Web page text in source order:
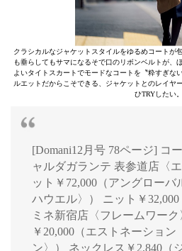
クラシカルなジャケットスタイルをゆるめコートが
も垂らしてもサマになるそで口のリボンベルトが、
よいタイトスカートでモードなコートを〝粋すぎな
ルエットだからこそできる、ジャケットとのレイヤ
ひTRYしたい。
[Domani12月号 78ページ] コ
ャルダガランテ 表参道店〈
ット￥72,000（アングローバ
ハウエル〉） ニット￥
ミネ新宿店〈フレームワーク
￥20,000（エストネーション
ン〉） ネックレス￥2,840（